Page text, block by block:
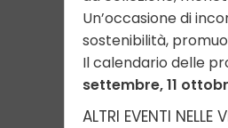
Un’occasione di
sostenibilità,
Il calendario delle
settembre, 11
ALTRI EVENTI NELLE